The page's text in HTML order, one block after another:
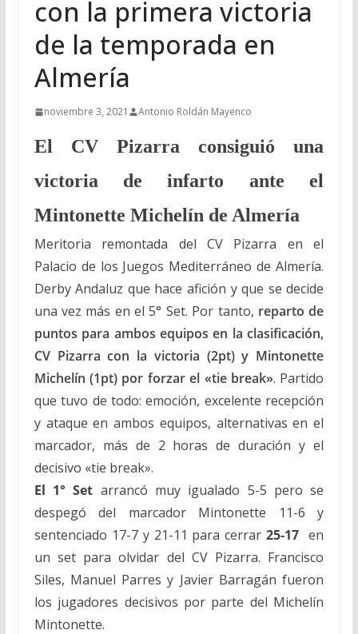
con la primera victoria
de la temporada en
Almería
noviembre 3, 2021 Antonio Roldán Mayenco
El CV Pizarra consiguió una
victoria de infarto ante el
Mintonette Michelín de Almería
Meritoria remontada del CV Pizarra en el
Palacio de los Juegos Mediterráneo de Almería.
Derby Andaluz que hace afición y que se decide
una vez más en el 5° Set. Por tanto, reparto de
puntos para ambos equipos en la clasificación,
CV Pizarra con la victoria (2pt) y Mintonette
Michelín (1pt) por forzar el «tie break». Partido
que tuvo de todo: emoción, excelente recepción
y ataque en ambos equipos, alternativas en el
marcador, más de 2 horas de duración y el
decisivo «tie break».
El 1° Set arrancó muy igualado 5-5 pero se
despegó del marcador Mintonette 11-6 y
sentenciado 17-7 y 21-11 para cerrar25-17 en
un set para olvidar del CV Pizarra. Francisco
Siles, Manuel Parres y Javier Barragán fueron
los jugadores decisivos por parte del Michelín
Mintonette.